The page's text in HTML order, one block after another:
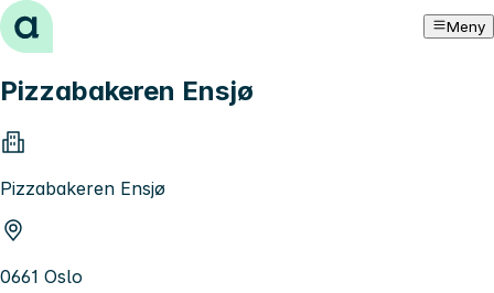
Hopp til innhold Meny
Pizzabakeren Ensjø
Pizzabakeren Ensjø
0661 Oslo